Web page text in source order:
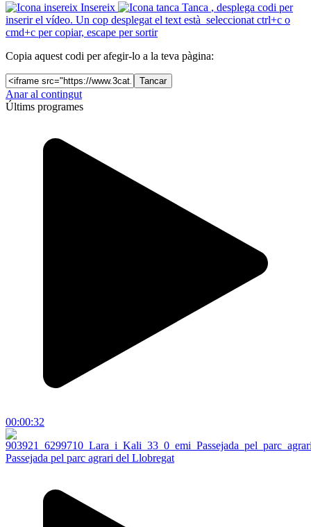
Insereix
Tanca , desplega codi per
inserir el vídeo. Un cop desplegat el text està seleccionat ctrl+c o
cmd+c per copiar, escape per sortir
Copia aquest codi per afegir-lo a la teva pàgina:
Tancar
Anar al contingut
Últims programes
00:00:32
Passejada pel parc agrari del Llobregat